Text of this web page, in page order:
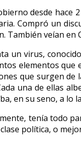
desde hace
Compró un
También veían en
un virus,
elementos que
que surgen
una de ellas
en su seno, a lo
tenía todo
política, o